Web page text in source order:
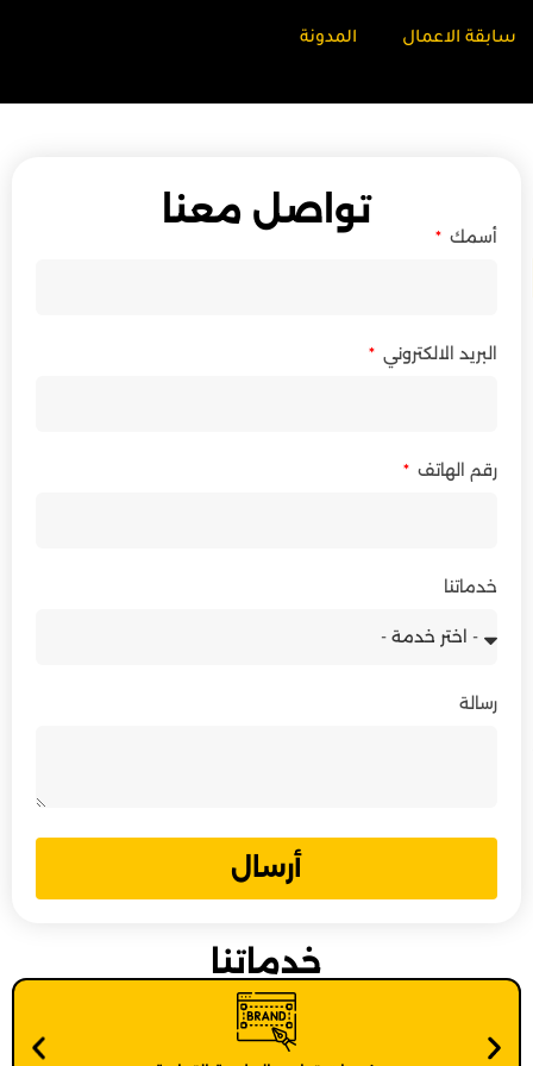
سابقة الاعمال المدونة
تواصل معنا
أسمك
البريد الالكتروني
رقم الهاتف
خدماتنا
رسالة
أرسال
خدماتنا